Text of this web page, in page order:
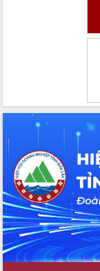
Nâng cao hiệu lực, hiệu
tỉnh thông qua hiện đại
Xã Ea Phê gắn cải cách
Phó Chủ tịch Thường
Hồ Thị Nguyên Thảo
tâm Phục vụ hành chính
Xây dựng nền hành
hành cùng nông dân
Giai đoạn 2026-2030,
đấu có 77% xã đạt
mới
Chuyển đổi số 'mở
nghiệp Đắk Lắk tăng
Triển khai đồng bộ đo
địa chính, hoàn thiện cơ